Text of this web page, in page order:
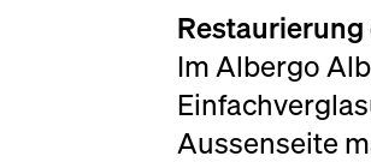
Im Albergo
Aussenseite